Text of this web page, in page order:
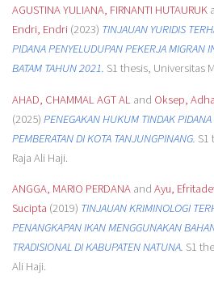
AGUSTINA YULIANA, FIRNANTI HUTAURUK
Endri, Endri(2023) TINJAUAN YURIDIS
PIDANA PENYELUDUPAN PEKERJA MIGRAN
BATAM TAHUN 2021. S1 thesis, Universitas
AHAD, CHAMMAL AGT AL and Oksep,
(2025) PENEGAKAN HUKUM TINDAK
PEMBERATAN DI KOTA TANJUNGPINANG. S1
Raja Ali Haji.
ANGGA, MARIO PERDANAand Ayu,
Sucipta (2019) TINJAUAN KRIMINOLOGI
PENANGKAPAN IKAN MENGGUNAKAN
TRADISIONAL DI KABUPATEN NATUNA. S1
Ali Haji.